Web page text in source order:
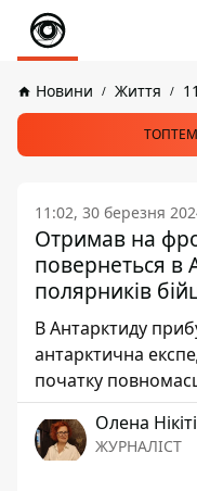
Новини Життя
11:02, 30 березня
Отримав на
повернеться в
полярників
В Антарктиду
антарктична
початку
Олена
ЖУРНАЛІСТ